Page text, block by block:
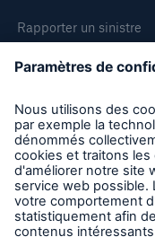
Rapporter un sinistre
Demande de
Demander une
Suivre HSB Canada